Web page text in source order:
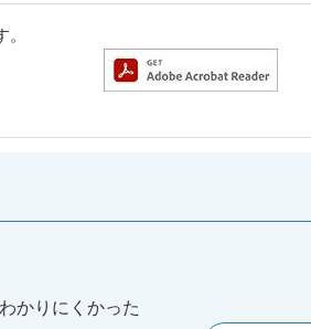
わかりにくかった